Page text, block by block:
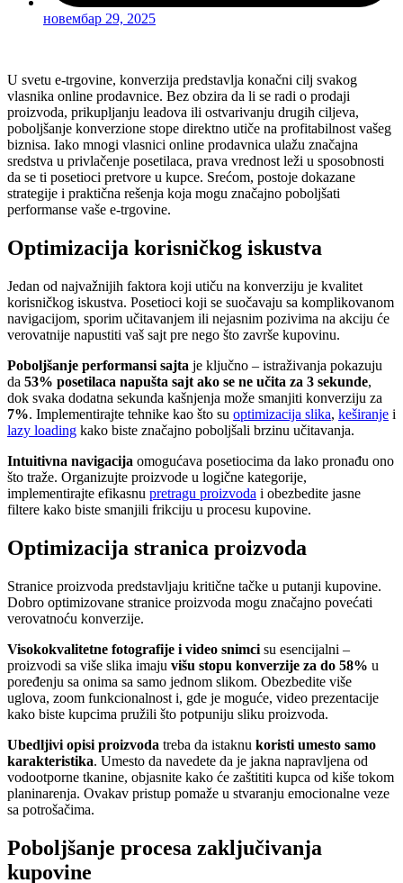
новембар 29, 2025
U svetu e-trgovine, konverzija predstavlja konačni cilj svakog
vlasnika online prodavnice. Bez obzira da li se radi o prodaji
proizvoda, prikupljanju leadova ili ostvarivanju drugih ciljeva,
poboljšanje konverzione stope direktno utiče na profitabilnost vašeg
biznisa. Iako mnogi vlasnici online prodavnica ulažu značajna
sredstva u privlačenje posetilaca, prava vrednost leži u sposobnosti
da se ti posetioci pretvore u kupce. Srećom, postoje dokazane
strategije i praktična rešenja koja mogu značajno poboljšati
performanse vaše e-trgovine.
Optimizacija korisničkog iskustva
Jedan od najvažnijih faktora koji utiču na konverziju je kvalitet
korisničkog iskustva. Posetioci koji se suočavaju sa komplikovanom
navigacijom, sporim učitavanjem ili nejasnim pozivima na akciju će
verovatnije napustiti vaš sajt pre nego što završe kupovinu.
Poboljšanje performansi sajta je ključno – istraživanja pokazuju
da 53% posetilaca napušta sajt ako se ne učita za 3 sekunde,
dok svaka dodatna sekunda kašnjenja može smanjiti konverziju za
7%. Implementirajte tehnike kao što su optimizacija slika, keširanje i
lazy loading kako biste značajno poboljšali brzinu učitavanja.
Intuitivna navigacija omogućava posetiocima da lako pronađu ono
što traže. Organizujte proizvode u logične kategorije,
implementirajte efikasnu pretragu proizvoda i obezbedite jasne
filtere kako biste smanjili frikciju u procesu kupovine.
Optimizacija stranica proizvoda
Stranice proizvoda predstavljaju kritične tačke u putanji kupovine.
Dobro optimizovane stranice proizvoda mogu značajno povećati
verovatnoću konverzije.
Visokokvalitetne fotografije i video snimci su esencijalni –
proizvodi sa više slika imaju višu stopu konverzije za do 58% u
poređenju sa onima sa samo jednom slikom. Obezbedite više
uglova, zoom funkcionalnost i, gde je moguće, video prezentacije
kako biste kupcima pružili što potpuniju sliku proizvoda.
Ubedljivi opisi proizvoda treba da istaknu koristi umesto samo
karakteristika. Umesto da navedete da je jakna napravljena od
vodootporne tkanine, objasnite kako će zaštititi kupca od kiše tokom
planinarenja. Ovakav pristup pomaže u stvaranju emocionalne veze
sa potrošačima.
Poboljšanje procesa zaključivanja
kupovine